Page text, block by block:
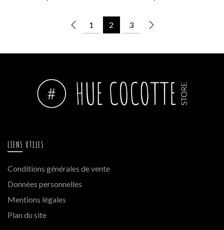
1 2 3
LIENS UTILES
Conditions générales de vente
Données personnelles
Mentions légales
Plan du site